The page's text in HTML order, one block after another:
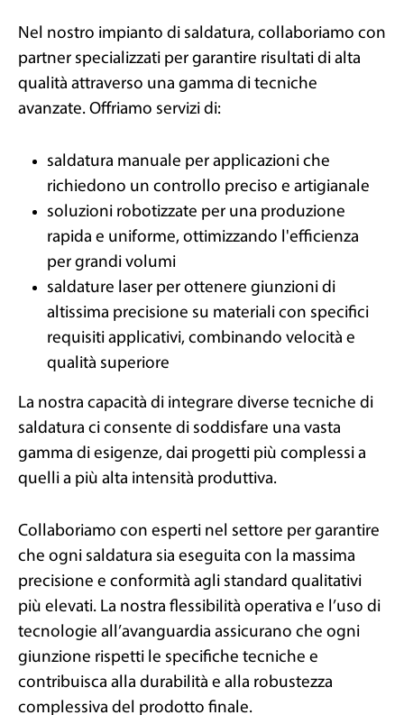
Nel nostro impianto di saldatura, collaboriamo con
partner specializzati per garantire risultati di alta
qualità attraverso una gamma di tecniche
avanzate. Offriamo servizi di:
saldatura manuale per applicazioni che
richiedono un controllo preciso e artigianale
soluzioni robotizzate per una produzione
rapida e uniforme, ottimizzando l'efficienza
per grandi volumi
saldature laser per ottenere giunzioni di
altissima precisione su materiali con specifici
requisiti applicativi, combinando velocità e
qualità superiore
La nostra capacità di integrare diverse tecniche di
saldatura ci consente di soddisfare una vasta
gamma di esigenze, dai progetti più complessi a
quelli a più alta intensità produttiva.
Collaboriamo con esperti nel settore per garantire
che ogni saldatura sia eseguita con la massima
precisione e conformità agli standard qualitativi
più elevati. La nostra flessibilità operativa e l’uso di
tecnologie all’avanguardia assicurano che ogni
giunzione rispetti le specifiche tecniche e
contribuisca alla durabilità e alla robustezza
complessiva del prodotto finale.